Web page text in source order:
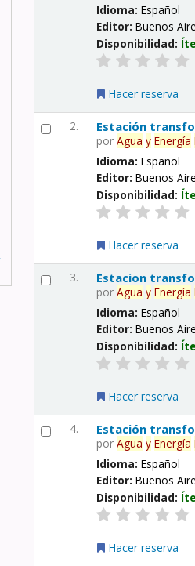
Idioma:Español
Editor:Buenos
Disponibilidad:
Hacer reserva
2. Estación
porAgua y Energía
Idioma:Español
Editor:Buenos
Disponibilidad:
Hacer reserva
3. Estacion
porAgua y Energía
Idioma:Español
Editor:Buenos
Disponibilidad:
Hacer reserva
4. Estación
porAgua y Energía
Idioma:Español
Editor:Buenos
Disponibilidad:
Hacer reserva